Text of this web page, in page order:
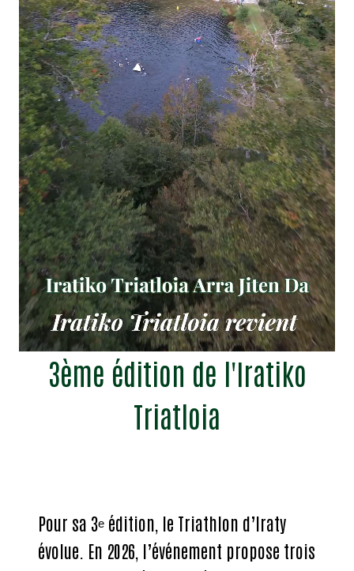
3ème édition de l'Iratiko
Triatloia
Pour sa 3ᵉ édition, le Triathlon d’Iraty
évolue. En 2026, l’événement propose trois